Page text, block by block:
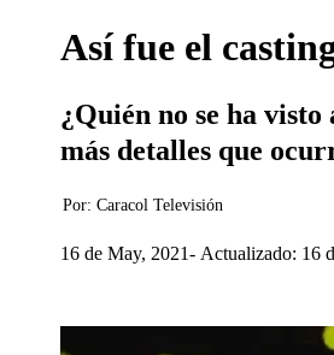
Así fue el
¿Quién no se ha
más detalles que
Por: Caracol Televisión
16 de May, 2021 Actualizado: 16